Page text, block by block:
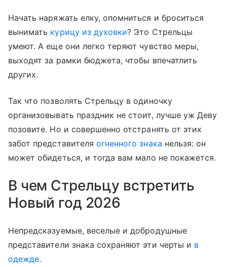
Начать наряжать елку, опомниться и броситься
вынимать курицу из духовки? Это Стрельцы
умеют. А еще они легко теряют чувство меры,
выходят за рамки бюджета, чтобы впечатлить
других.
Так что позволять Стрельцу в одиночку
организовывать праздник не стоит, лучше уж Деву
позовите. Но и совершенно отстранять от этих
забот представителя огненного знака нельзя: он
может обидеться, и тогда вам мало не покажется.
В чем Стрельцу встретить
Новый год 2026
Непредсказуемые, веселые и добродушные
представители знака сохраняют эти черты и в
одежде.